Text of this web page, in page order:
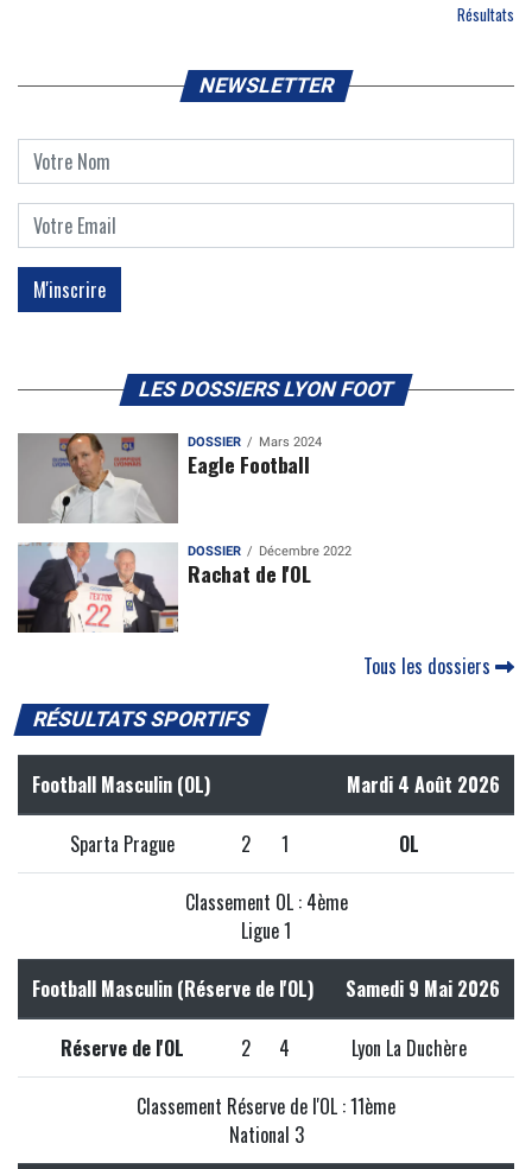
Résultats
NEWSLETTER
LES DOSSIERS LYON FOOT
DOSSIER Mars 2024
Eagle Football
DOSSIER Décembre 2022
Rachat de l'OL
Tous les dossiers
RÉSULTATS SPORTIFS
Football Masculin (OL) Mardi 4 Août 2026
Sparta Prague 2 1 OL
Classement OL : 4ème
Ligue 1
Football Masculin (Réserve de l'OL) Samedi 9 Mai 2026
Réserve de l'OL 2 4 Lyon La Duchère
Classement Réserve de l'OL : 11ème
National 3